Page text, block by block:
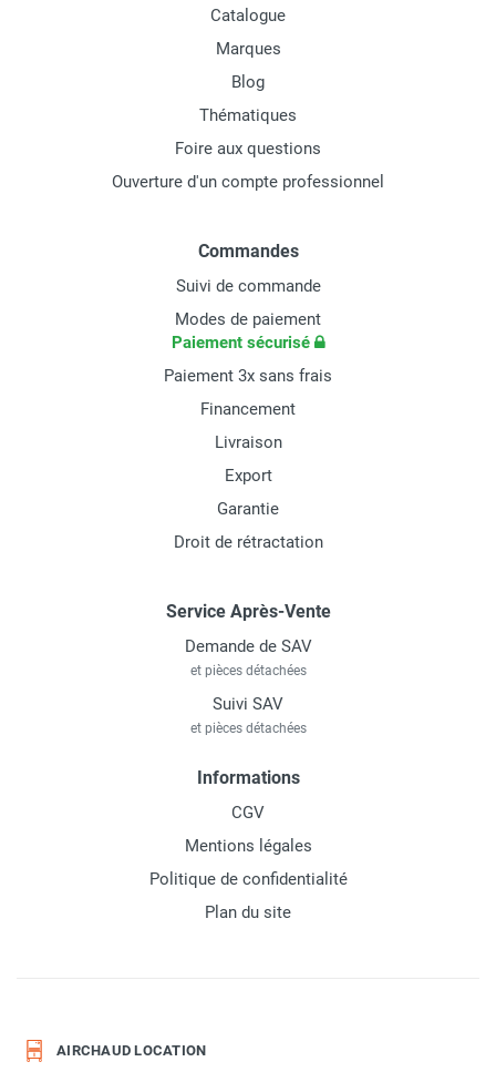
Catalogue
Marques
Blog
Thématiques
Foire aux questions
Ouverture d'un compte professionnel
Commandes
Suivi de commande
Modes de paiement
Paiement sécurisé
Paiement 3x sans frais
Financement
Livraison
Export
Garantie
Droit de rétractation
Service Après-Vente
Demande de SAV
et pièces détachées
Suivi SAV
et pièces détachées
Informations
CGV
Mentions légales
Politique de confidentialité
Plan du site
AIRCHAUD LOCATION